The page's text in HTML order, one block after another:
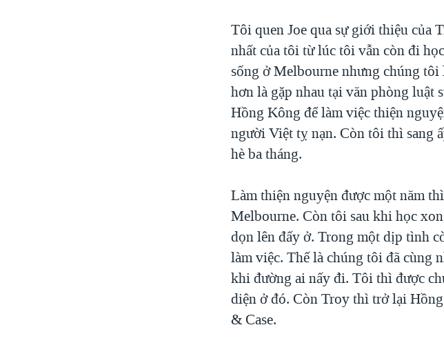
Tôi quen Joe qua sự giới thiệu của
nhất của tôi từ lúc tôi vẫn còn đi
sống ở Melbourne nhưng chúng
hơn là gặp nhau tại văn phòng luật
Hồng Kông để làm việc thiện
người Việt tỵ nạn. Còn tôi thì sang
hè ba tháng.
Làm thiện nguyện được một năm
Melbourne. Còn tôi sau khi học
dọn lên đấy ở. Trong một dịp tình
làm việc. Thế là chúng tôi đã cùng
khi đường ai nấy đi. Tôi thì được
diện ở đó. Còn Troy thì trở lại
& Case.